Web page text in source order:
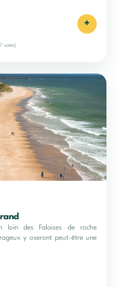
+
votes)
loin des Falaises de roche
y oseront peut-être une